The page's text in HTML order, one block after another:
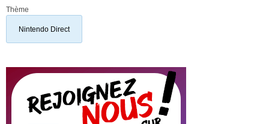
Thème
Nintendo Direct